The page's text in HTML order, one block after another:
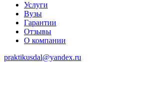
Услуги
Вузы
Гарантии
Отзывы
О компании
praktikusdal@yandex.ru